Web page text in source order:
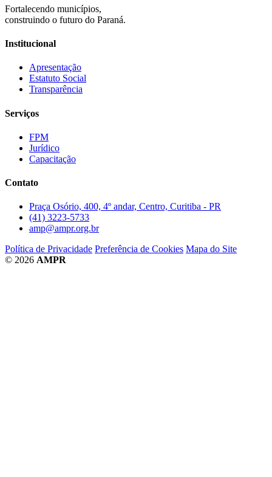
Fortalecendo municípios,
construindo o futuro do Paraná.
Institucional
Apresentação
Estatuto Social
Transparência
Serviços
FPM
Jurídico
Capacitação
Contato
Praça Osório, 400, 4º andar, Centro, Curitiba - PR
(41) 3223-5733
amp@ampr.org.br
Política de Privacidade Preferência de Cookies Mapa do Site
© 2026 AMPR